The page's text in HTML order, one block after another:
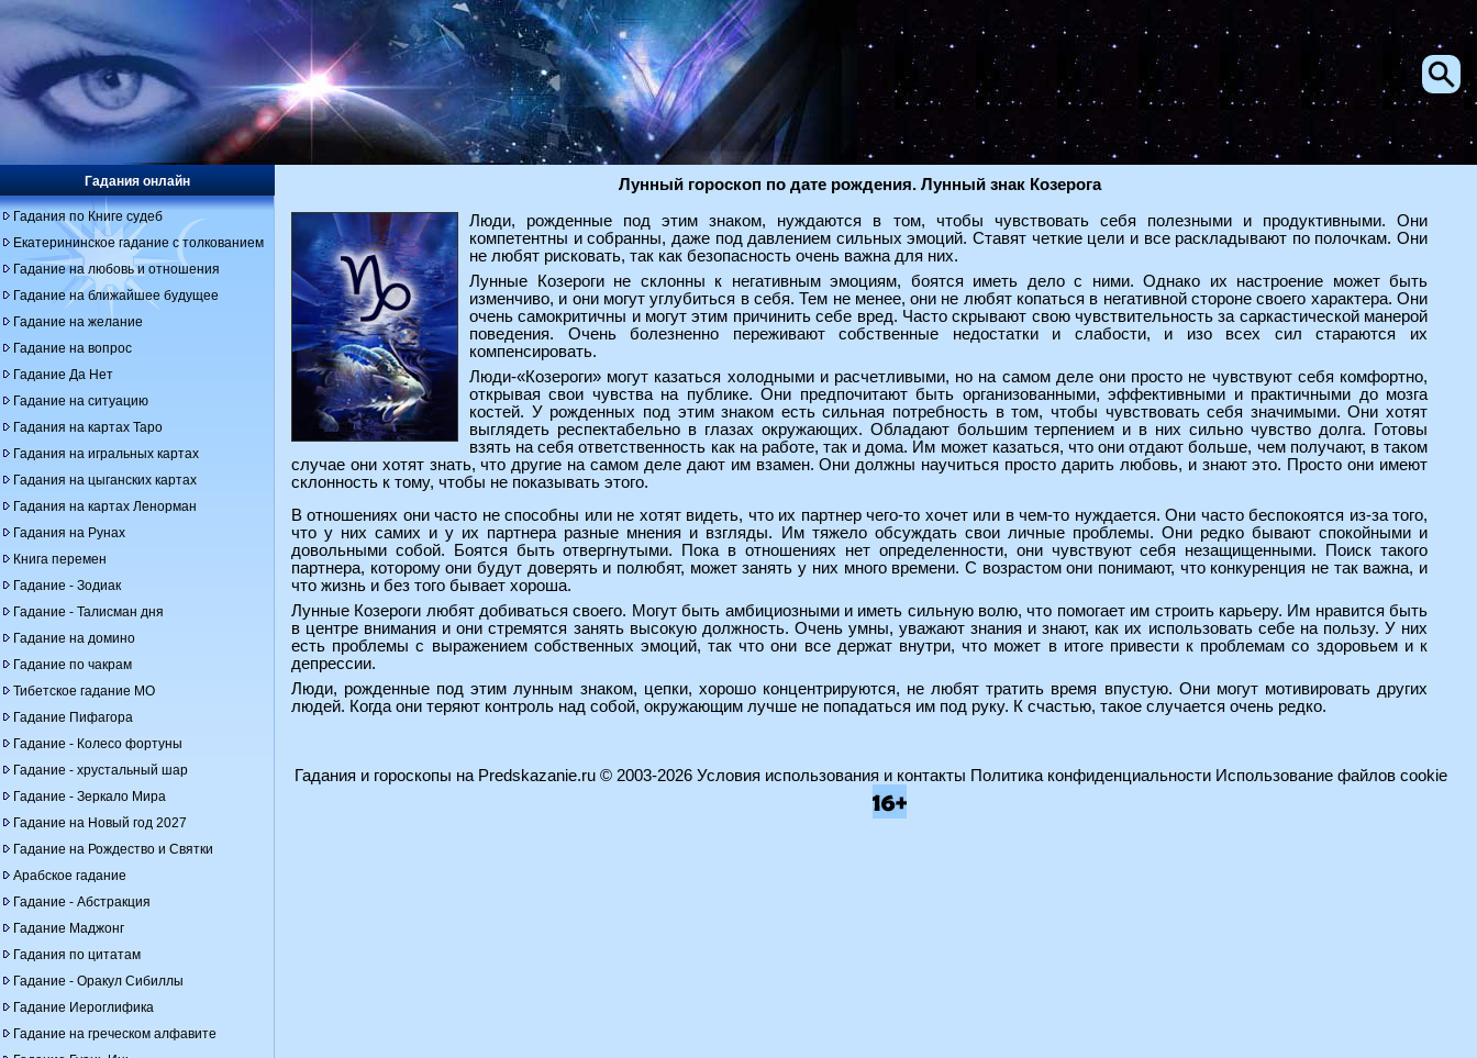
Лунный гороскоп по дате рождения. Лунный знак Козерога
Люди, рожденные под этим знаком, нуждаются в том, чтобы чувствовать себя полезными и продуктивными. Они
компетентны и собранны, даже под давлением сильных эмоций. Ставят четкие цели и все раскладывают по полочкам. Они
не любят рисковать, так как безопасность очень важна для них.
Лунные Козероги не склонны к негативным эмоциям, боятся иметь дело с ними. Однако их настроение может быть
изменчиво, и они могут углубиться в себя. Тем не менее, они не любят копаться в негативной стороне своего характера. Они
очень самокритичны и могут этим причинить себе вред. Часто скрывают свою чувствительность за саркастической манерой
поведения. Очень болезненно переживают собственные недостатки и слабости, и изо всех сил стараются их
компенсировать.
Люди-«Козероги» могут казаться холодными и расчетливыми, но на самом деле они просто не чувствуют себя комфортно,
открывая свои чувства на публике. Они предпочитают быть организованными, эффективными и практичными до мозга
костей. У рожденных под этим знаком есть сильная потребность в том, чтобы чувствовать себя значимыми. Они хотят
выглядеть респектабельно в глазах окружающих. Обладают большим терпением и в них сильно чувство долга. Готовы
взять на себя ответственность как на работе, так и дома. Им может казаться, что они отдают больше, чем получают, в таком
случае они хотят знать, что другие на самом деле дают им взамен. Они должны научиться просто дарить любовь, и знают это. Просто они имеют
склонность к тому, чтобы не показывать этого.
В отношениях они часто не способны или не хотят видеть, что их партнер чего-то хочет или в чем-то нуждается. Они часто беспокоятся из-за того,
что у них самих и у их партнера разные мнения и взгляды. Им тяжело обсуждать свои личные проблемы. Они редко бывают спокойными и
довольными собой. Боятся быть отвергнутыми. Пока в отношениях нет определенности, они чувствуют себя незащищенными. Поиск такого
партнера, которому они будут доверять и полюбят, может занять у них много времени. С возрастом они понимают, что конкуренция не так важна, и
что жизнь и без того бывает хороша.
Лунные Козероги любят добиваться своего. Могут быть амбициозными и иметь сильную волю, что помогает им строить карьеру. Им нравится быть
в центре внимания и они стремятся занять высокую должность. Очень умны, уважают знания и знают, как их использовать себе на пользу. У них
есть проблемы с выражением собственных эмоций, так что они все держат внутри, что может в итоге привести к проблемам со здоровьем и к
депрессии.
Люди, рожденные под этим лунным знаком, цепки, хорошо концентрируются, не любят тратить время впустую. Они могут мотивировать других
людей. Когда они теряют контроль над собой, окружающим лучше не попадаться им под руку. К счастью, такое случается очень редко.
Гадания онлайн
Гадания по Книге судеб
Екатерининское гадание с толкованием
Гадание на любовь и отношения
Гадание на ближайшее будущее
Гадание на желание
Гадание на вопрос
Гадание Да Нет
Гадание на ситуацию
Гадания на картах Таро
Гадания на игральных картах
Гадания на цыганских картах
Гадания на картах Ленорман
Гадания на Рунах
Книга перемен
Гадание - Зодиак
Гадание - Талисман дня
Гадание на домино
Гадание по чакрам
Тибетское гадание МО
Гадание Пифагора
Гадание - Колесо фортуны
Гадание - хрустальный шар
Гадание - Зеркало Мира
Гадание на Новый год 2027
Гадание на Рождество и Святки
Арабское гадание
Гадание - Абстракция
Гадание Маджонг
Гадания по цитатам
Гадание - Оракул Сибиллы
Гадание Иероглифика
Гадание на греческом алфавите
Гадания и гороскопы на Predskazanie.ru© 2003-2026 Условия использования и контакты Политика конфиденциальности Использование файлов cookie